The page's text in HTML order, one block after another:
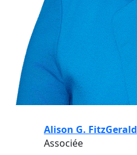
Alison G. FitzGerald
Associée